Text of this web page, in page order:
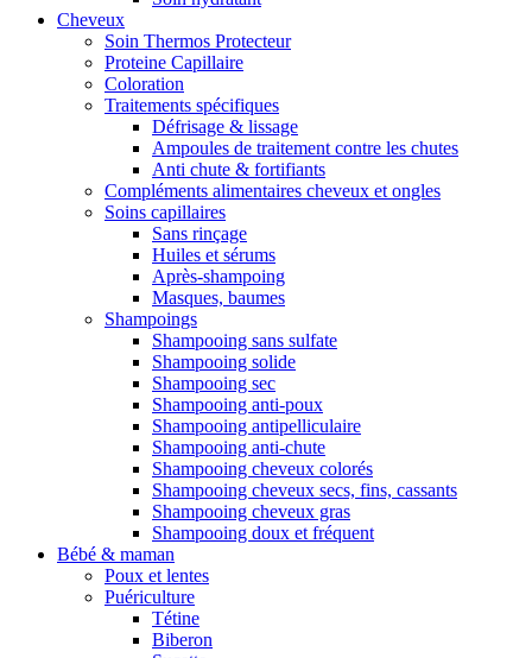
Cheveux
Soin Thermos Protecteur
Proteine Capillaire
Coloration
Traitements spécifiques
Défrisage & lissage
Ampoules de traitement contre les chutes
Anti chute & fortifiants
Compléments alimentaires cheveux et ongles
Soins capillaires
Sans rinçage
Huiles et sérums
Après-shampoing
Masques, baumes
Shampoings
Shampooing sans sulfate
Shampooing solide
Shampooing sec
Shampooing anti-poux
Shampooing antipelliculaire
Shampooing anti-chute
Shampooing cheveux colorés
Shampooing cheveux secs, fins, cassants
Shampooing cheveux gras
Shampooing doux et fréquent
Bébé & maman
Poux et lentes
Puériculture
Tétine
Biberon